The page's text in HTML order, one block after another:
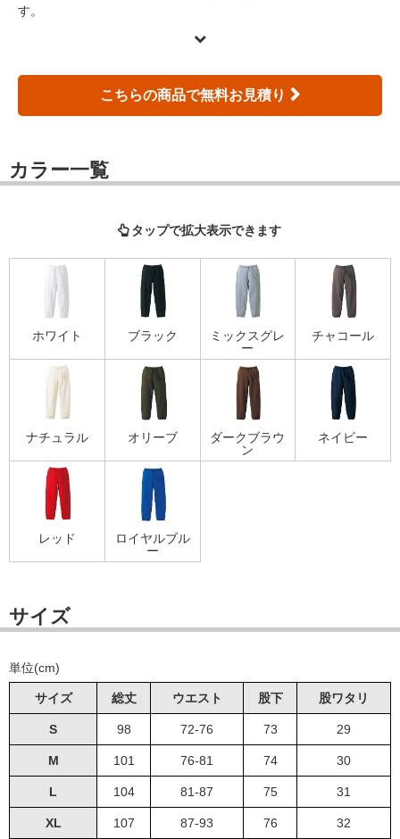
す。
こちらの商品で無料お見積り
カラー一覧
タップで拡大表示できます
ホワイト ブラック
ミックスグレ
ー
チャコール
ナチュラル オリーブ
ダークブラウ
ン
ネイビー
レッド
ロイヤルブル
ー
サイズ
単位(cm)
サイズ 総丈 ウエスト 股下 股ワタリ
S 98 72-76 73 29
M 101 76-81 74 30
L 104 81-87 75 31
XL 107 87-93 76 32